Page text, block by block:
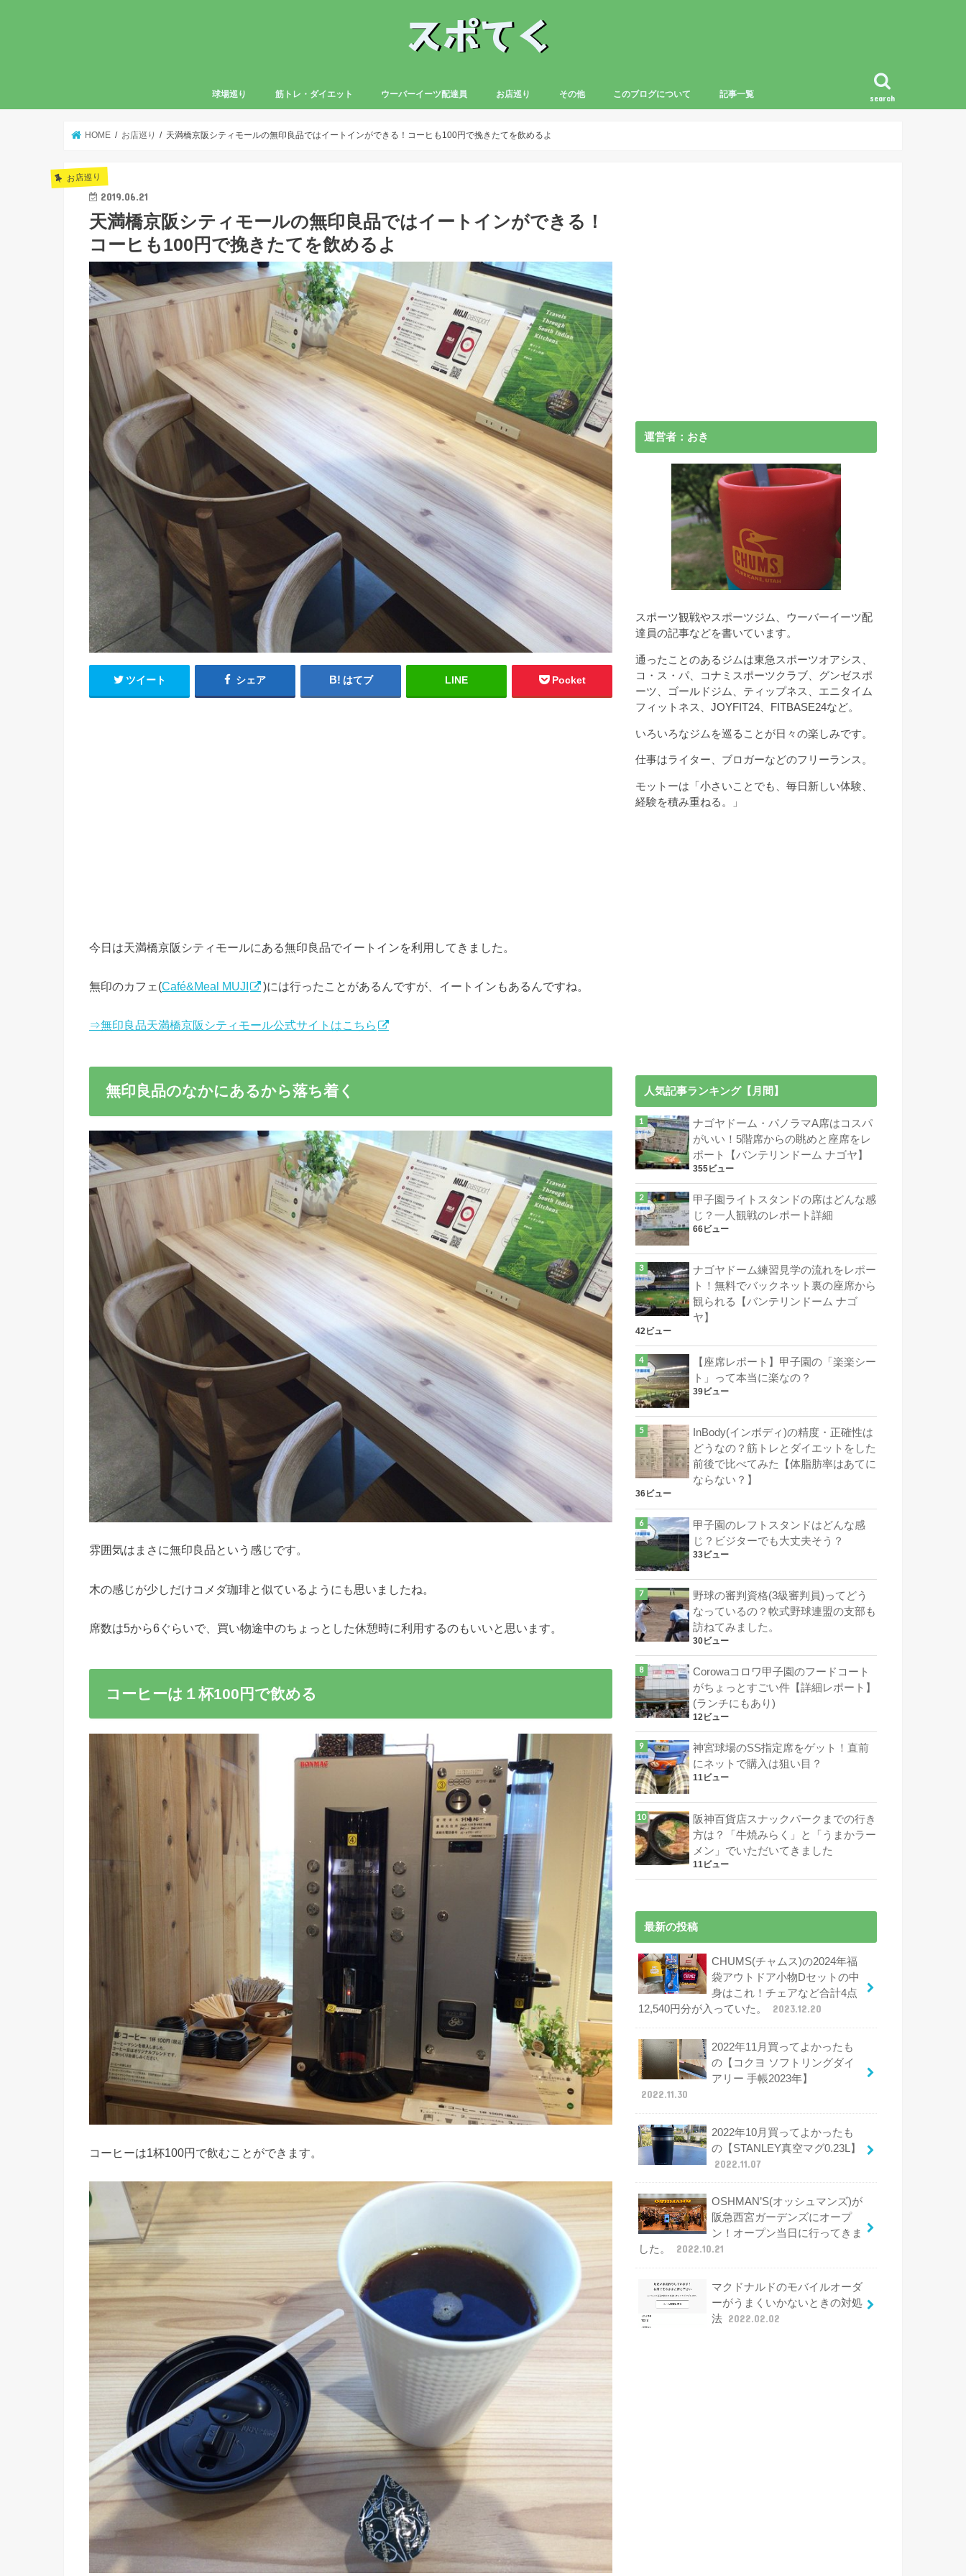
search
球場巡り 筋トレ・ダイエット ウーバーイーツ配達員 お店巡り その他 このブログについて 記事一覧
HOME お店巡り 天満橋京阪シティモールの無印良品ではイートインができる！コーヒも100円で挽きたてを飲めるよ
お店巡り
2019.06.21
天満橋京阪シティモールの無印良品ではイートインができる！
コーヒも100円で挽きたてを飲めるよ
ツイート シェア はてブ LINE Pocket
今日は天満橋京阪シティモールにある無印良品でイートインを利用してきました。
無印のカフェ(Café&Meal MUJI )には行ったことがあるんですが、イートインもあるんですね。
⇒無印良品天満橋京阪シティモール公式サイトはこちら
無印良品のなかにあるから落ち着く
雰囲気はまさに無印良品という感じです。
木の感じが少しだけコメダ珈琲と似ているようにも思いましたね。
席数は5から6ぐらいで、買い物途中のちょっとした休憩時に利用するのもいいと思います。
コーヒーは１杯100円で飲める
コーヒーは1杯100円で飲むことができます。
運営者：おき
スポーツ観戦やスポーツジム、ウーバーイーツ配
達員の記事などを書いています。
通ったことのあるジムは東急スポーツオアシス、
コ・ス・パ、コナミスポーツクラブ、グンゼスポ
ーツ、ゴールドジム、ティップネス、エニタイム
フィットネス、JOYFIT24、FITBASE24など。
いろいろなジムを巡ることが日々の楽しみです。
仕事はライター、ブロガーなどのフリーランス。
モットーは「小さいことでも、毎日新しい体験、
経験を積み重ねる。」
人気記事ランキング【月間】
ナゴヤドーム・パノラマA席はコスパ
がいい！5階席からの眺めと座席をレ
ポート【バンテリンドーム ナゴヤ】
355ビュー
甲子園ライトスタンドの席はどんな感
じ？一人観戦のレポート詳細
66ビュー
ナゴヤドーム練習見学の流れをレポー
ト！無料でバックネット裏の座席から
観られる【バンテリンドーム ナゴ
ヤ】
42ビュー
【座席レポート】甲子園の「楽楽シー
ト」って本当に楽なの？
39ビュー
InBody(インボディ)の精度・正確性は
どうなの？筋トレとダイエットをした
前後で比べてみた【体脂肪率はあてに
ならない？】
36ビュー
甲子園のレフトスタンドはどんな感
じ？ビジターでも大丈夫そう？
33ビュー
野球の審判資格(3級審判員)ってどう
なっているの？軟式野球連盟の支部も
訪ねてみました。
30ビュー
Corowaコロワ甲子園のフードコート
がちょっとすごい件【詳細レポート】
(ランチにもあり)
12ビュー
神宮球場のSS指定席をゲット！直前
にネットで購入は狙い目？
11ビュー
阪神百貨店スナックパークまでの行き
方は？「牛焼みらく」と「うまかラー
メン」でいただいてきました
11ビュー
最新の投稿
CHUMS(チャムス)の2024年福
袋アウトドア小物Dセットの中
身はこれ！チェアなど合計4点
12,540円分が入っていた。
2023.12.20
2022年11月買ってよかったも
の【コクヨ ソフトリングダイ
アリー 手帳2023年】
2022.11.30
2022年10月買ってよかったも
の【STANLEY真空マグ0.23L】
2022.11.07
OSHMAN’S(オッシュマンズ)が
阪急西宮ガーデンズにオープ
ン！オープン当日に行ってきま
した。
2022.10.21
マクドナルドのモバイルオーダ
ーがうまくいかないときの対処
法 2022.02.02